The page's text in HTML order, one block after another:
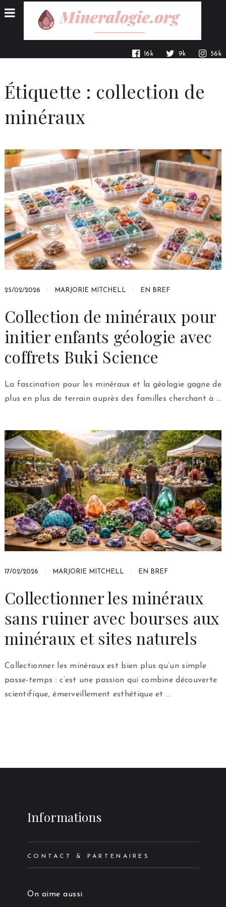
16k 9k 56k
Étiquette : collection de
minéraux
25/02/2026 MARJORIE MITCHELL EN BREF
Collection de minéraux pour
initier enfants géologie avec
coffrets Buki Science
La fascination pour les minéraux et la géologie gagne de
plus en plus de terrain auprès des familles cherchant à …
17/02/2026 MARJORIE MITCHELL EN BREF
Collectionner les minéraux
sans ruiner avec bourses aux
minéraux et sites naturels
Collectionner les minéraux est bien plus qu’un simple
passe-temps : c’est une passion qui combine découverte
scientifique, émerveillement esthétique et …
Informations
CONTACT & PARTENAIRES
On aime aussi